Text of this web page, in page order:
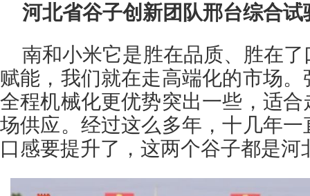
河北省谷子创新团队邢台综合
南和小米它是胜在品质、胜在
赋能，我们就在走高端化的市场
全程机械化更优势突出一些，适
场供应。经过这么多年，十几年
口感要提升了，这两个谷子都是